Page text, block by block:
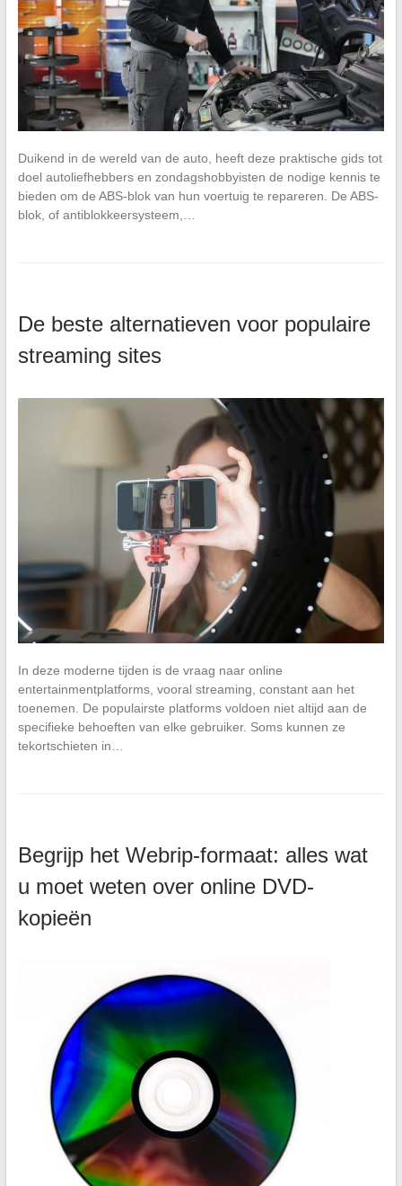
Duikend in de wereld van de auto, heeft deze praktische gids tot
doel autoliefhebbers en zondagshobbyisten de nodige kennis te
bieden om de ABS-blok van hun voertuig te repareren. De ABS-
blok, of antiblokkeersysteem,…
De beste alternatieven voor populaire
streaming sites
In deze moderne tijden is de vraag naar online
entertainmentplatforms, vooral streaming, constant aan het
toenemen. De populairste platforms voldoen niet altijd aan de
specifieke behoeften van elke gebruiker. Soms kunnen ze
tekortschieten in…
Begrijp het Webrip-formaat: alles wat
u moet weten over online DVD-
kopieën